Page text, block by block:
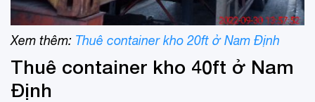
Xem thêm: Thuê container kho 20ft ở Nam Định
Thuê container kho 40ft ở Nam
Định